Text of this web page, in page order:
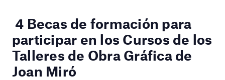
4 Becas de formación para
participar en los Cursos de los
Talleres de Obra Gráfica de
Joan Miró